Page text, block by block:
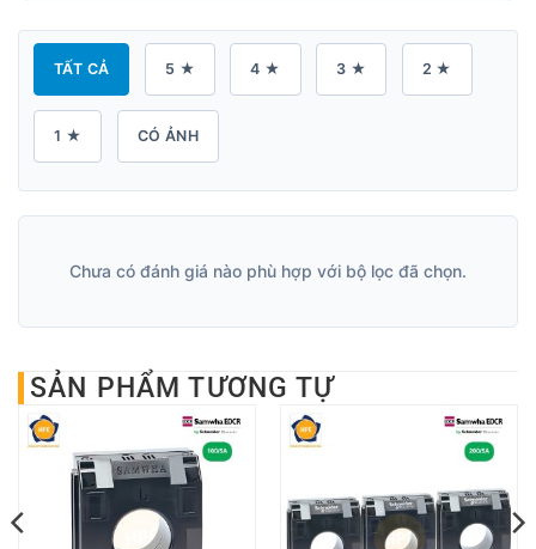
TẤT CẢ 5 ★ 4 ★ 3 ★ 2 ★
1 ★ CÓ ẢNH
Chưa có đánh giá nào phù hợp với bộ lọc đã chọn.
SẢN PHẨM TƯƠNG TỰ